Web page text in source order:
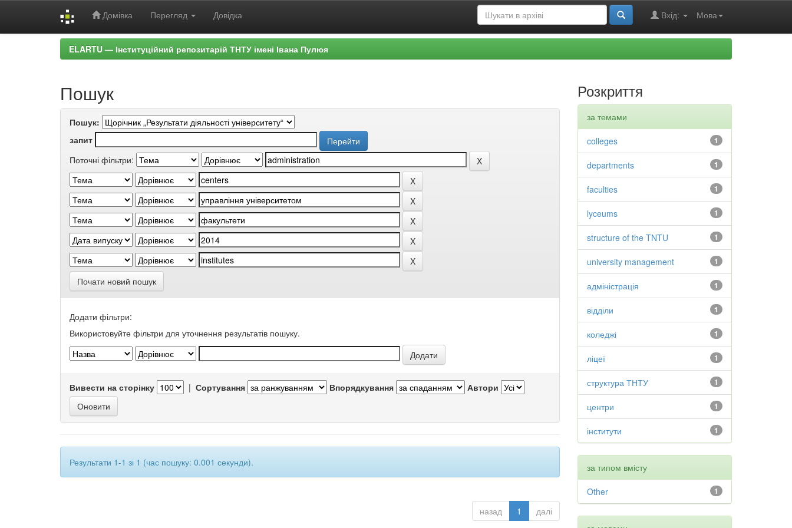
Домівка Перегляд Довідка Мова
Вхід:
ELARTU — Інституційний репозитарій ТНТУ імені Івана Пулюя
Пошук
Пошук:
запит
Поточні фільтри:
Почати новий пошук
Додати фільтри:
Використовуйте фільтри для уточнення результатів пошуку.
Вивести на сторінку | Сортування Впорядкування Автори
Результати 1-1 зі 1 (час пошуку: 0.001 секунди).
назад 1 далі
Розкриття
за темами
1
colleges
1
departments
1
faculties
1
lyceums
1
structure of the TNTU
1
university management
1
адміністрація
1
відділи
1
коледжі
1
ліцеї
1
структура ТНТУ
1
центри
1
інститути
за типом вмісту
1
Other